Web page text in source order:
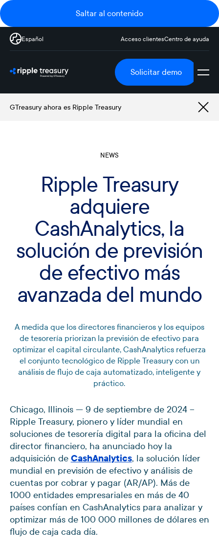
Saltar al contenido
Español Acceso clientesCentro de ayuda
Solicitar demo
GTreasury ahora es Ripple Treasury
NEWS
Ripple Treasury
adquiere
CashAnalytics, la
solución de previsión
de efectivo más
avanzada del mundo
A medida que los directores financieros y los equipos
de tesorería priorizan la previsión de efectivo para
optimizar el capital circulante, CashAnalytics refuerza
el conjunto tecnológico de Ripple Treasury con un
análisis de flujo de caja automatizado, inteligente y
práctico.
Chicago, Illinois — 9 de septiembre de 2024 –
Ripple Treasury, pionero y líder mundial en
soluciones de tesorería digital para la oficina del
director financiero, ha anunciado hoy la
adquisición de CashAnalytics, la solución líder
mundial en previsión de efectivo y análisis de
cuentas por cobrar y pagar (AR/AP). Más de
1000 entidades empresariales en más de 40
países confían en CashAnalytics para analizar y
optimizar más de 100 000 millones de dólares en
flujo de caja cada día.